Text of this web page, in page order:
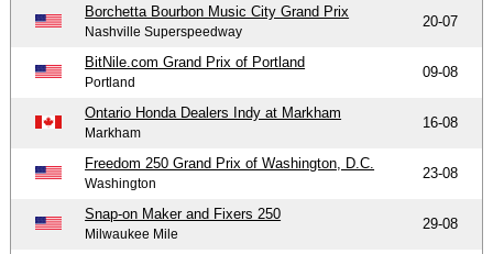
Borchetta Bourbon Music City Grand Prix
Nashville Superspeedway
20-07
BitNile.com Grand Prix of Portland
Portland
09-08
Ontario Honda Dealers Indy at Markham
Markham
16-08
Freedom 250 Grand Prix of Washington, D.C.
Washington
23-08
Snap-on Maker and Fixers 250
Milwaukee Mile
29-08